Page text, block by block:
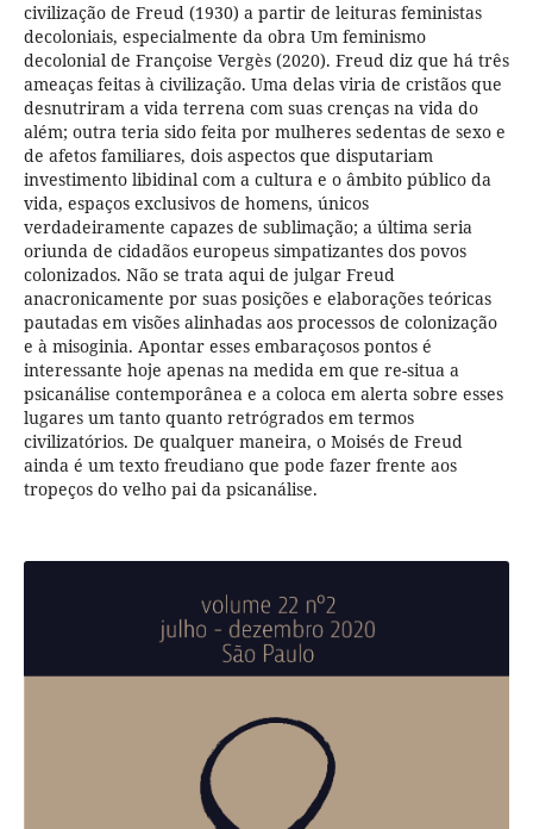
civilização de Freud (1930) a partir de leituras feministas
decoloniais, especialmente da obra Um feminismo
decolonial de Françoise Vergès (2020). Freud diz que há três
ameaças feitas à civilização. Uma delas viria de cristãos que
desnutriram a vida terrena com suas crenças na vida do
além; outra teria sido feita por mulheres sedentas de sexo e
de afetos familiares, dois aspectos que disputariam
investimento libidinal com a cultura e o âmbito público da
vida, espaços exclusivos de homens, únicos
verdadeiramente capazes de sublimação; a última seria
oriunda de cidadãos europeus simpatizantes dos povos
colonizados. Não se trata aqui de julgar Freud
anacronicamente por suas posições e elaborações teóricas
pautadas em visões alinhadas aos processos de colonização
e à misoginia. Apontar esses embaraçosos pontos é
interessante hoje apenas na medida em que re-situa a
psicanálise contemporânea e a coloca em alerta sobre esses
lugares um tanto quanto retrógrados em termos
civilizatórios. De qualquer maneira, o Moisés de Freud
ainda é um texto freudiano que pode fazer frente aos
tropeços do velho pai da psicanálise.